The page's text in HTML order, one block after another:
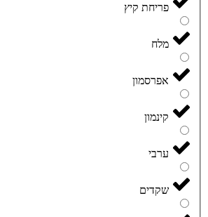
פריחת קיץ
מלח
אפרסמון
קינמון
ערבי
שקדים